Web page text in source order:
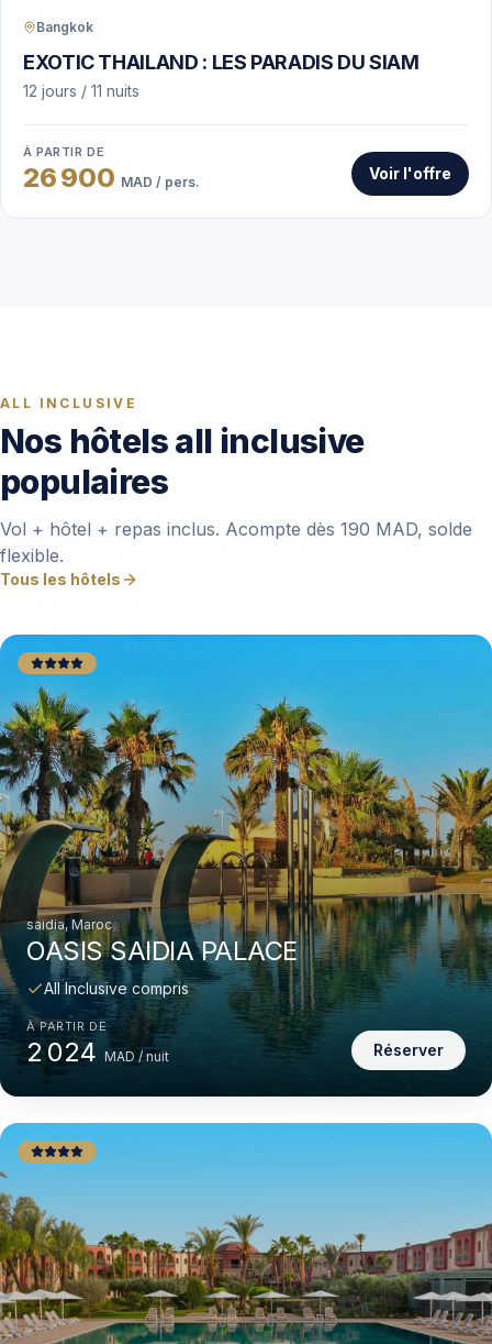
Bangkok
EXOTIC THAILAND : LES PARADIS DU SIAM
12 jours / 11 nuits
À PARTIR DE
26 900 MAD / pers. Voir l'offre
ALL INCLUSIVE
Nos hôtels all inclusive
populaires
Vol + hôtel + repas inclus. Acompte dès 190 MAD, solde
flexible.
Tous les hôtels
saidia, Maroc
OASIS SAIDIA PALACE
All Inclusive compris
À PARTIR DE
2 024 MAD / nuit Réserver